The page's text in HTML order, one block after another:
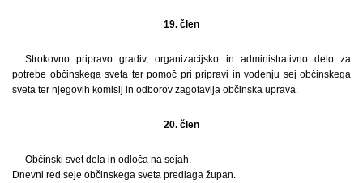
19. člen
Strokovno pripravo gradiv, organizacijsko in administrativno delo za
potrebe občinskega sveta ter pomoč pri pripravi in vodenju sej občinskega
sveta ter njegovih komisij in odborov zagotavlja občinska uprava.
20. člen
Občinski svet dela in odloča na sejah.
Dnevni red seje občinskega sveta predlaga župan.